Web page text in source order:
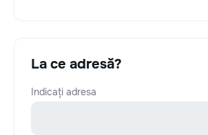
La ce adresă?
Indicați adresa